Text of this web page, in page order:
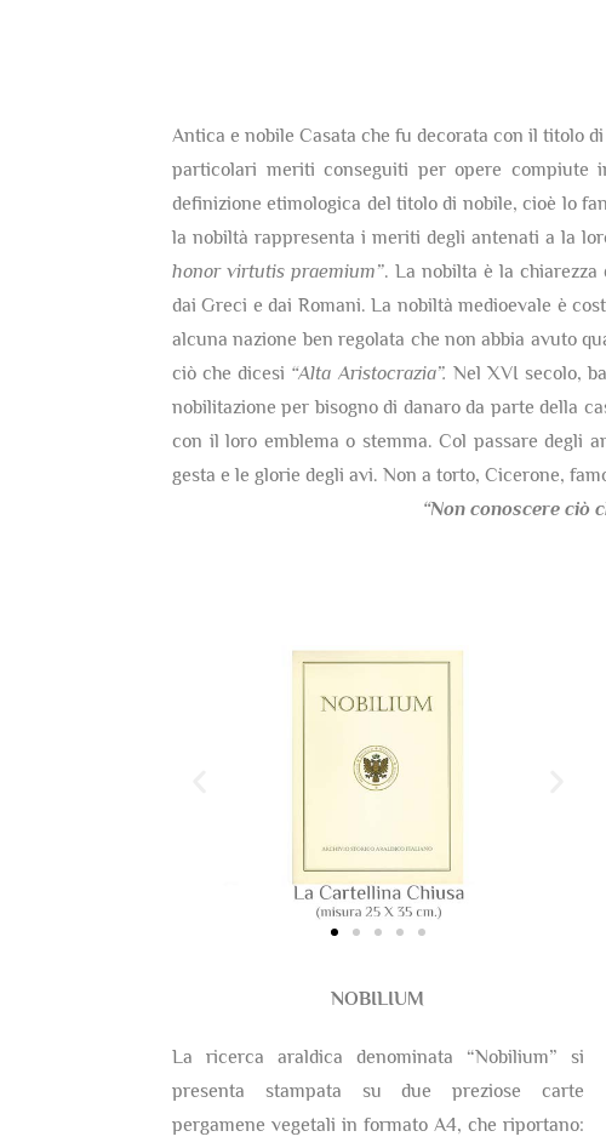
Antica e nobile Casata che fu decorata con il titolo
particolari meriti conseguiti per opere compiute
definizione etimologica del titolo di nobile, cioè lo
la nobiltà rappresenta i meriti degli antenati a la
honor virtutis praemium”. La nobilta è la chiarezza
dai Greci e dai Romani. La nobiltà medioevale è
alcuna nazione ben regolata che non abbia avuto
ciò che dicesi “Alta Aristocrazia”. Nel XVI secolo,
nobilitazione per bisogno di danaro da parte della
con il loro emblema o stemma. Col passare degli
gesta e le glorie degli avi. Non a torto, Cicerone,
“Non conoscere ciò
NOBILIUM
La ricerca araldica denominata “Nobilium” si
presenta stampata su due preziose carte
pergamene vegetali in formato A4, che riportano: